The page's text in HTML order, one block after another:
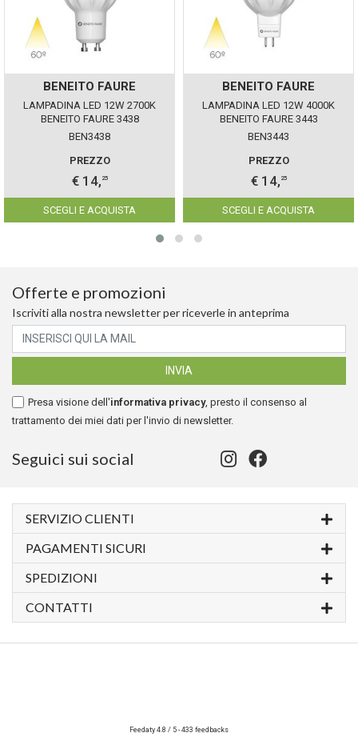
BENEITO FAURE
LAMPADINA LED 12W 2700K
BENEITO FAURE 3438
BEN3438
PREZZO
€ 14, 25
SCEGLI E ACQUISTA
BENEITO FAURE
LAMPADINA LED 12W 4000K
BENEITO FAURE 3443
BEN3443
PREZZO
€ 14, 25
SCEGLI E ACQUISTA
Offerte e promozioni
Iscriviti alla nostra newsletter per riceverle in anteprima
Presa visione dell'informativa privacy, presto il consenso al
trattamento dei miei dati per l'invio di newsletter.
Seguici sui social
SERVIZIO CLIENTI
PAGAMENTI SICURI
SPEDIZIONI
CONTATTI
Feedaty 4.8 / 5 -433 feedbacks